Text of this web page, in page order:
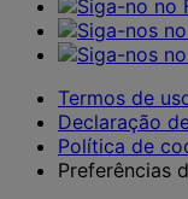
Termos de
Declaração
Política de
Preferências